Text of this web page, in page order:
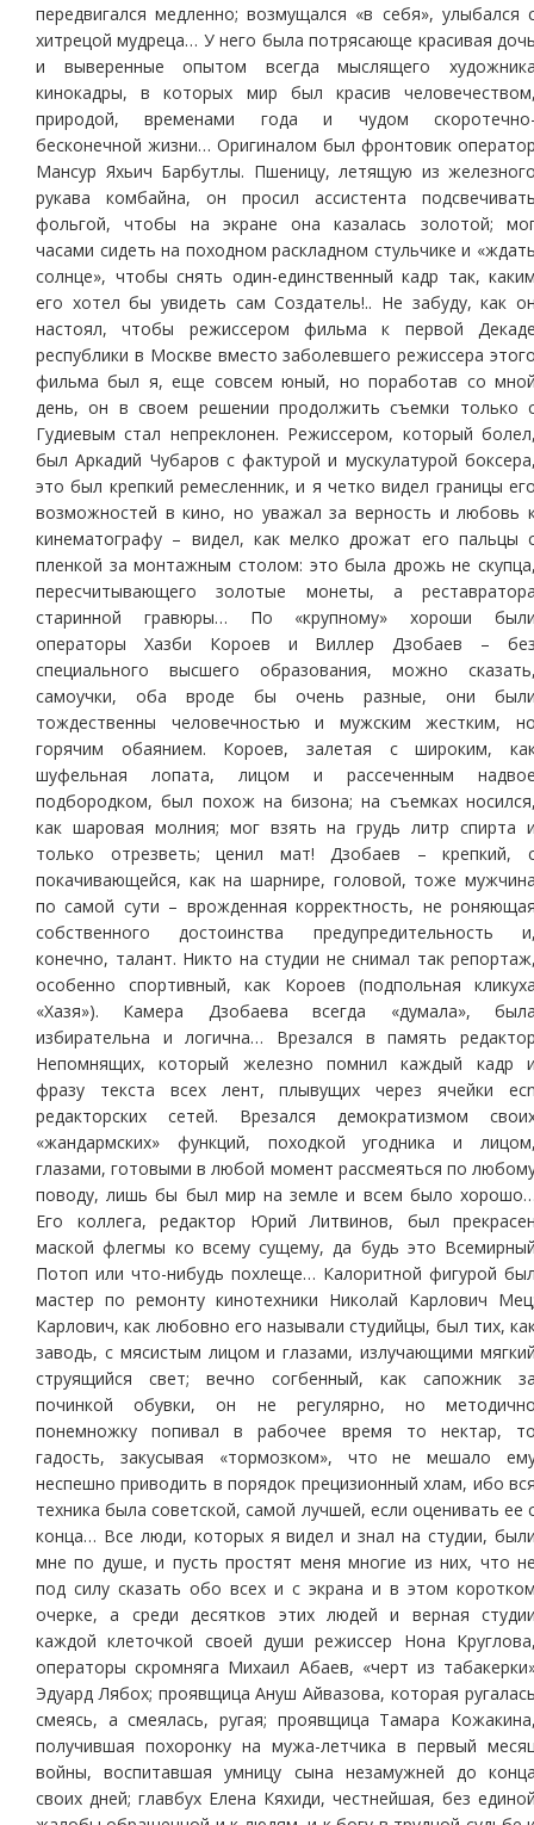
передвигался медленно; возмущался «в себя», улыбался
хитрецой мудреца… У него была потрясающе красивая
и выверенные опытом всегда мыслящего
кинокадры, в которых мир был красив
природой, временами года и чудом
бесконечной жизни… Оригиналом был фронтовик
Мансур Яхьич Барбутлы. Пшеницу, летящую из
рукава комбайна, он просил ассистента
фольгой, чтобы на экране она казалась золотой;
часами сидеть на походном раскладном стульчике и
солнце», чтобы снять один-единственный кадр так,
его хотел бы увидеть сам Создатель!.. Не забуду, как
настоял, чтобы режиссером фильма к первой
республики в Москве вместо заболевшего режиссера
фильма был я, еще совсем юный, но поработав со
день, он в своем решении продолжить съемки только
Гудиевым стал непреклонен. Режиссером, который
был Аркадий Чубаров с фактурой и мускулатурой
это был крепкий ремесленник, и я четко видел границы
возможностей в кино, но уважал за верность и любовь
кинематографу – видел, как мелко дрожат его пальцы
пленкой за монтажным столом: это была дрожь не
пересчитывающего золотые монеты, а
старинной гравюры… По «крупному» хороши
операторы Хазби Короев и Виллер Дзобаев –
специального высшего образования, можно
самоучки, оба вроде бы очень разные, они
тождественны человечностью и мужским жестким,
горячим обаянием. Короев, залетая с широким,
шуфельная лопата, лицом и рассеченным
подбородком, был похож на бизона; на съемках
как шаровая молния; мог взять на грудь литр спирта
только отрезветь; ценил мат! Дзобаев – крепкий,
покачивающейся, как на шарнире, головой, тоже
по самой сути – врожденная корректность, не
собственного достоинства предупредительность
конечно, талант. Никто на студии не снимал так
особенно спортивный, как Короев (подпольная
«Хазя»). Камера Дзобаева всегда «думала»,
избирательна и логична… Врезался в память
Непомнящих, который железно помнил каждый кадр
фразу текста всех лент, плывущих через ячейки
редакторских сетей. Врезался демократизмом
«жандармских» функций, походкой угодника и
глазами, готовыми в любой момент рассмеяться по
поводу, лишь бы был мир на земле и всем было
Его коллега, редактор Юрий Литвинов, был
маской флегмы ко всему сущему, да будь это
Потоп или что-нибудь похлеще… Калоритной фигурой
мастер по ремонту кинотехники Николай Карлович
Карлович, как любовно его называли студийцы, был тих,
заводь, с мясистым лицом и глазами, излучающими
струящийся свет; вечно согбенный, как сапожник
починкой обувки, он не регулярно, но
понемножку попивал в рабочее время то нектар,
гадость, закусывая «тормозком», что не мешало
неспешно приводить в порядок прецизионный хлам, ибо
техника была советской, самой лучшей, если оценивать ее
конца… Все люди, которых я видел и знал на студии,
мне по душе, и пусть простят меня многие из них, что
под силу сказать обо всех и с экрана и в этом
очерке, а среди десятков этих людей и верная
каждой клеточкой своей души режиссер Нона
операторы скромняга Михаил Абаев, «черт из
Эдуард Лябох; проявщица Ануш Айвазова, которая
смеясь, а смеялась, ругая; проявщица Тамара
получившая похоронку на мужа-летчика в первый
войны, воспитавшая умницу сына незамужней до
своих дней; главбух Елена Кяхиди, честнейшая, без